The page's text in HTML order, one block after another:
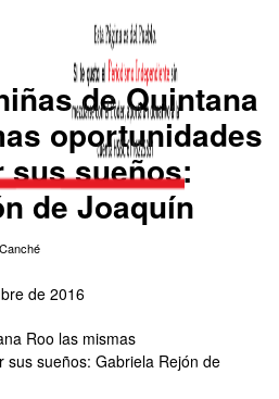
de Quintana
oportunidades
sus sueños:
de Joaquín
de 2016
Roo las mismas
sueños: Gabriela Rejón de